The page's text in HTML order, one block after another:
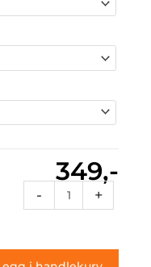
349,-
-
149
antall
+